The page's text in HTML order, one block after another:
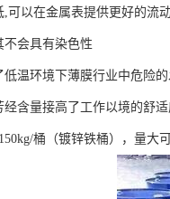
,可以在金属表提供更好的流
不会具有染色性
低温环境下薄膜行业中危险的
经含量接高了工作以境的舒
桶（镀锌铁桶），量大